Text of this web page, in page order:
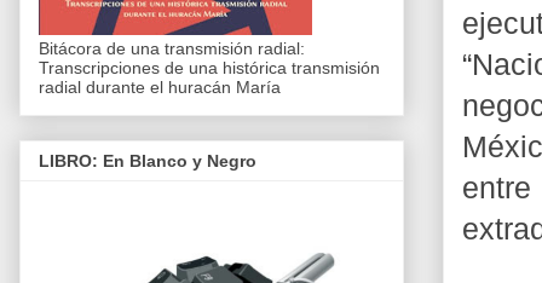
Bitácora de una transmisión radial:
Transcripciones de una histórica transmisión
radial durante el huracán María
LIBRO: En Blanco y Negro